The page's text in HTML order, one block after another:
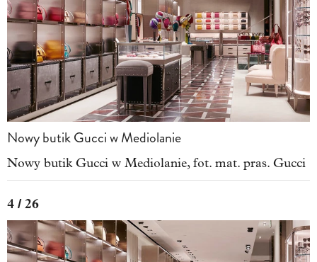
Nowy butik Gucci w Mediolanie
Nowy butik Gucci w Mediolanie, fot. mat. pras. Gucci
4 / 26